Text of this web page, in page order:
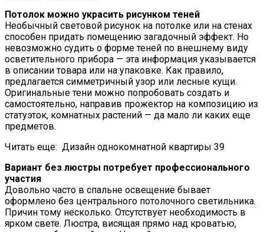
Потолок можно украсить рисунком теней
Необычный световой рисунок на потолке или на стенах
способен придать помещению загадочный эффект. Но
невозможно судить о форме теней по внешнему виду
осветительного прибора — эта информация указывается
в описании товара или на упаковке. Как правило,
предлагается симметричный узор или лесные кущи.
Оригинальные тени можно попробовать создать и
самостоятельно, направив прожектор на композицию из
статуэток, комнатных растений — да мало ли каких еще
предметов.
Читать еще: Дизайн однокомнатной квартиры 39
Вариант без люстры потребует профессионального
участия
Довольно часто в спальне освещение бывает
оформлено без центрального потолочного светильника.
Причин тому несколько. Отсутствует необходимость в
ярком свете. Люстра, висящая прямо над кроватью,